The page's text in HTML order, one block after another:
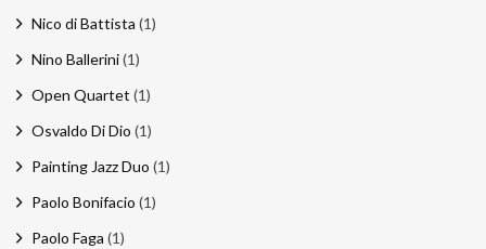
Nico di Battista (1)
Nino Ballerini(1)
Open Quartet (1)
Osvaldo Di Dio (1)
Painting Jazz Duo (1)
Paolo Bonifacio (1)
Paolo Faga (1)